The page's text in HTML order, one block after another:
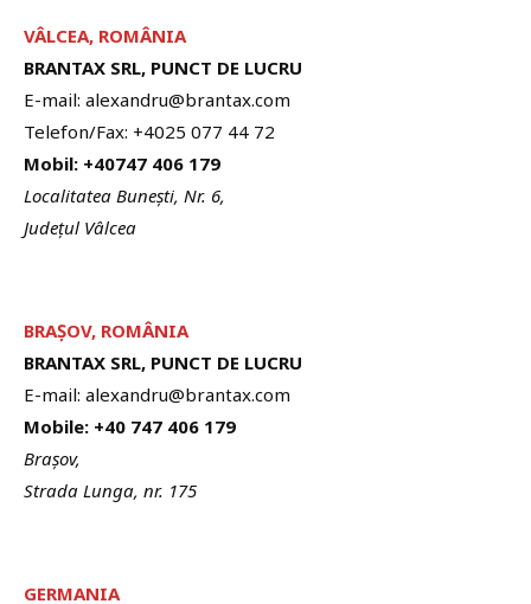
VÂLCEA, ROMÂNIA
BRANTAX SRL, PUNCT DE LUCRU
E-mail: alexandru@brantax.com
Telefon/Fax: +4025 077 44 72
Mobil: +40747 406 179
Localitatea Bunești, Nr. 6,
Județul Vâlcea
BRAȘOV, ROMÂNIA
BRANTAX SRL, PUNCT DE LUCRU
E-mail: alexandru@brantax.com
Mobile: +40 747 406 179
Brașov,
Strada Lunga, nr. 175
GERMANIA